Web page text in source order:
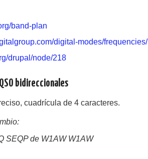
band-plan
digital-modes/frequencies/
drupal/node/218
bidireccionales
cuadrícula de 4 caracteres.
SEQP de W1AW W1AW